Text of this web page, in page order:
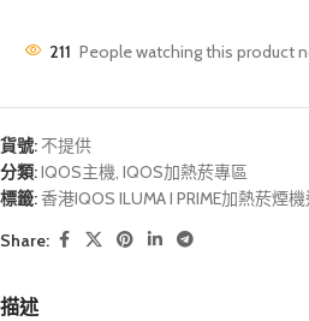
211 People watching this product
貨號: 不提供
分類:IQOS主機, IQOS加熱菸專區
標籤:香港IQOS ILUMA I PRIME加熱菸煙
Share:
描述